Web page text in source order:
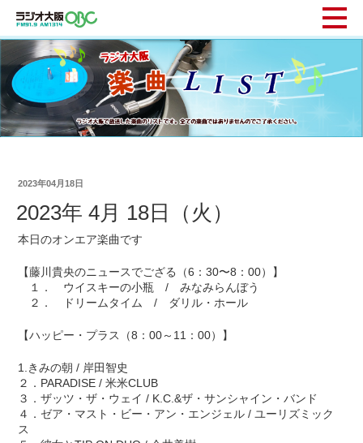
2023年04月18日
2023年 4月 18日（火）
本日のオンエア楽曲です
【藤川貴央のニュースでござる（6：30〜8：00）】
１． ウイスキーの小瓶 / みなみらんぼう
２． ドリームタイム / ダリル・ホール
【ハッピー・プラス（8：00～11：00）】
1.きみの朝 / 岸田智史
２．PARADISE / 米米CLUB
３．ザッツ・ザ・ウェイ / K.C.&ザ・サンシャイン・バンド
４．ゼア・マスト・ビー・アン・エンジェル / ユーリズミック
ス